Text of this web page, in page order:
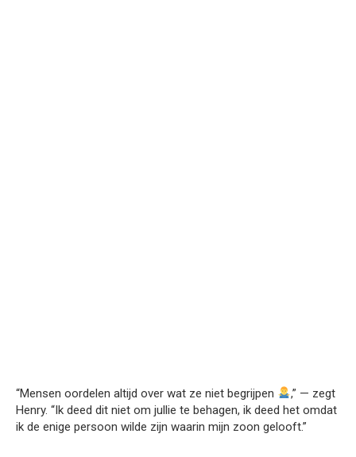
“Mensen oordelen altijd over wat ze niet begrijpen
,” — zegt
Henry. “Ik deed dit niet om jullie te behagen, ik deed het omdat
ik de enige persoon wilde zijn waarin mijn zoon gelooft.”